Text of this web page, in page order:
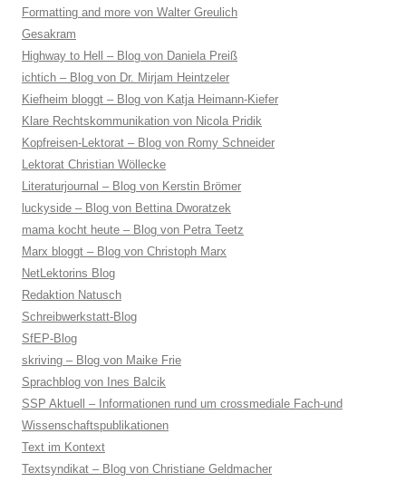
Formatting and more von Walter Greulich
Gesakram
Highway to Hell – Blog von Daniela Preiß
ichtich – Blog von Dr. Mirjam Heintzeler
Kiefheim bloggt – Blog von Katja Heimann-Kiefer
Klare Rechtskommunikation von Nicola Pridik
Kopfreisen-Lektorat – Blog von Romy Schneider
Lektorat Christian Wöllecke
Literaturjournal – Blog von Kerstin Brömer
luckyside – Blog von Bettina Dworatzek
mama kocht heute – Blog von Petra Teetz
Marx bloggt – Blog von Christoph Marx
NetLektorins Blog
Redaktion Natusch
Schreibwerkstatt-Blog
SfEP-Blog
skriving – Blog von Maike Frie
Sprachblog von Ines Balcik
SSP Aktuell – Informationen rund um crossmediale Fach-und
Wissenschaftspublikationen
Text im Kontext
Textsyndikat – Blog von Christiane Geldmacher